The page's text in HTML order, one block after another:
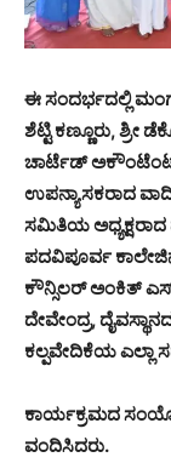
ಈ ಸಂದರ್ಭದಲ್ಲಿ
ಶೆಟ್ಟಿ ಕಣ್ಣೂರು, ಶ್ರೀ
ಚಾರ್ಟೆಡ್ ಅಕೌಂಟೆಂಟ್
ಉಪನ್ಯಾಸಕರಾದ
ಸಮಿತಿಯ ಅಧ್ಯಕ್ಷರಾದ
ಪದವಿಪೂರ್ವ
ಕೌನ್ಸಿಲರ್ ಅಂಕಿತ್
ದೇವೇಂದ್ರ,
ಕಲ್ಪವೇದಿಕೆಯ ಎಲ್ಲಾ
ಕಾರ್ಯಕ್ರಮದ
ವಂದಿಸಿದರು.